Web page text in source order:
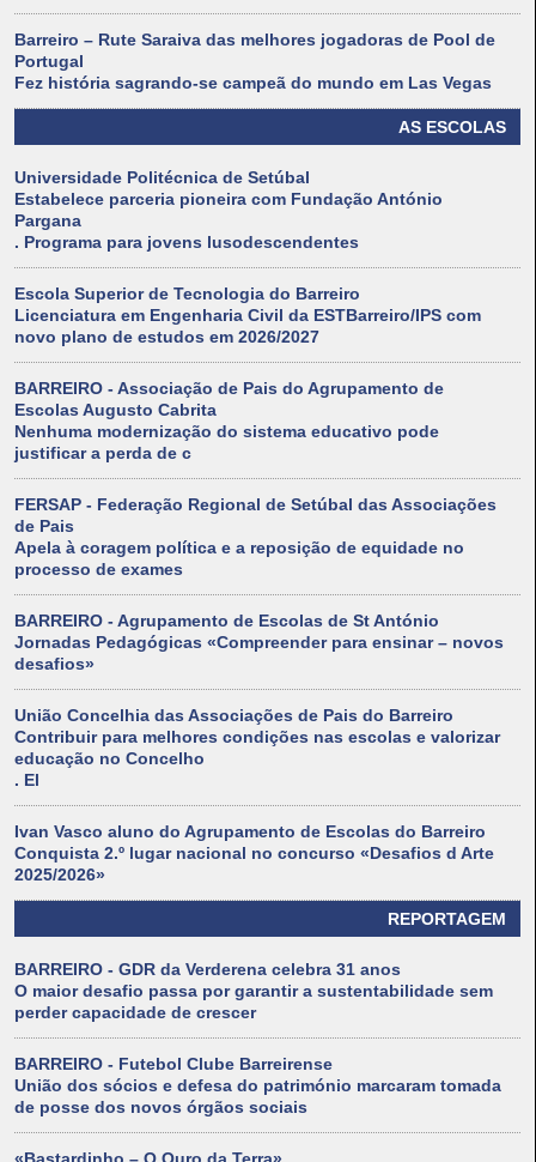
Barreiro – Rute Saraiva das melhores jogadoras de Pool de
Portugal
Fez história sagrando-se campeã do mundo em Las Vegas
AS ESCOLAS
Universidade Politécnica de Setúbal
Estabelece parceria pioneira com Fundação António
Pargana
. Programa para jovens lusodescendentes
Escola Superior de Tecnologia do Barreiro
Licenciatura em Engenharia Civil da ESTBarreiro/IPS com
novo plano de estudos em 2026/2027
BARREIRO - Associação de Pais do Agrupamento de
Escolas Augusto Cabrita
Nenhuma modernização do sistema educativo pode
justificar a perda de c
FERSAP - Federação Regional de Setúbal das Associações
de Pais
Apela à coragem política e a reposição de equidade no
processo de exames
BARREIRO - Agrupamento de Escolas de St António
Jornadas Pedagógicas «Compreender para ensinar – novos
desafios»
União Concelhia das Associações de Pais do Barreiro
Contribuir para melhores condições nas escolas e valorizar
educação no Concelho
. El
Ivan Vasco aluno do Agrupamento de Escolas do Barreiro
Conquista 2.º lugar nacional no concurso «Desafios d Arte
2025/2026»
REPORTAGEM
BARREIRO - GDR da Verderena celebra 31 anos
O maior desafio passa por garantir a sustentabilidade sem
perder capacidade de crescer
BARREIRO - Futebol Clube Barreirense
União dos sócios e defesa do património marcaram tomada
de posse dos novos órgãos sociais